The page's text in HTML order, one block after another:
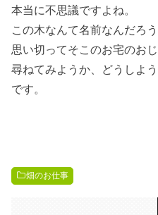
本当に不思議ですよね。
この木なんて名前なんだろう
思い切ってそこのお宅のお
尋ねてみようか、どうしよ
です。
（スタッ
畑のお仕事